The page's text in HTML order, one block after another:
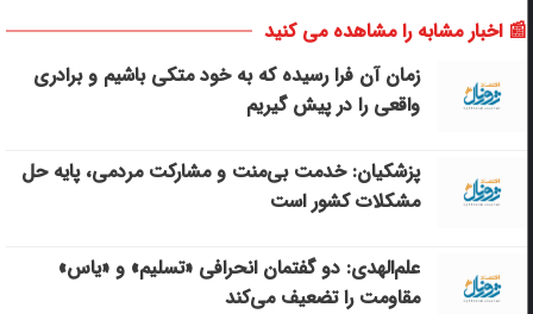
📰 اخبار مشابه را مشاهده می کنید
زمان آن فرا رسیده که به خود متکی باشیم و برادری
واقعی را در پیش گیریم
پزشکیان: خدمت بی‌منت و مشارکت مردمی، پایه حل
مشکلات کشور است
علم‌الهدی: دو گفتمان انحرافی «تسلیم» و «یاس»
مقاومت را تضعیف می‌کند